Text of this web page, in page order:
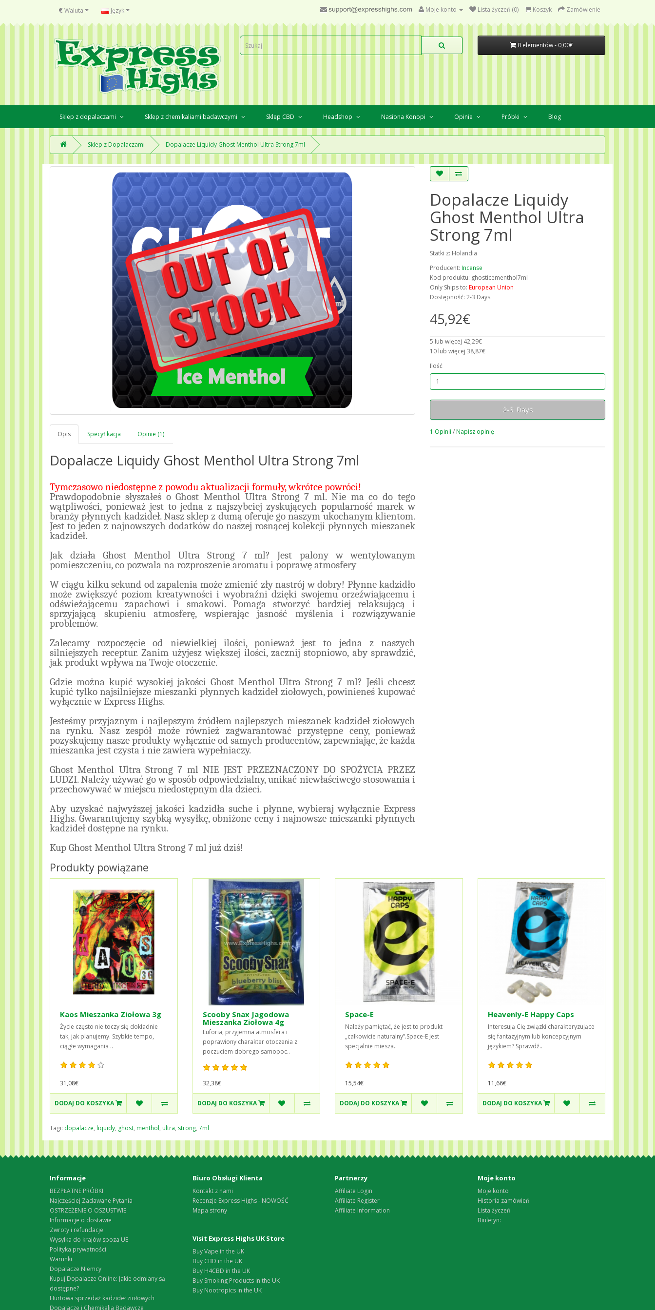
€ Waluta Język Moje konto Lista życzeń (0) Koszyk Zamówienie
0 elementów - 0,00€
Sklep z dopalaczami Sklep z chemikaliami badawczymi Sklep CBD Headshop Nasiona Konopi Opinie Próbki Blog
Sklep z Dopalaczami Dopalacze Liquidy Ghost Menthol Ultra Strong 7ml
Opis Specyfikacja Opinie (1)
Dopalacze Liquidy Ghost Menthol Ultra Strong 7ml
Tymczasowo niedostępne z powodu aktualizacji formuły, wkrótce powróci!
Prawdopodobnie słyszałeś o Ghost Menthol Ultra Strong 7 ml. Nie ma co do tego
wątpliwości, ponieważ jest to jedna z najszybciej zyskujących popularność marek w
branży płynnych kadzideł. Nasz sklep z dumą oferuje go naszym ukochanym klientom.
Jest to jeden z najnowszych dodatków do naszej rosnącej kolekcji płynnych mieszanek
kadzideł.
Jak działa Ghost Menthol Ultra Strong 7 ml? Jest palony w wentylowanym
pomieszczeniu, co pozwala na rozproszenie aromatu i poprawę atmosfery
W ciągu kilku sekund od zapalenia może zmienić zły nastrój w dobry! Płynne kadzidło
może zwiększyć poziom kreatywności i wyobraźni dzięki swojemu orzeźwiającemu i
odświeżającemu zapachowi i smakowi. Pomaga stworzyć bardziej relaksującą i
sprzyjającą skupieniu atmosferę, wspierając jasność myślenia i rozwiązywanie
problemów.
Zalecamy rozpoczęcie od niewielkiej ilości, ponieważ jest to jedna z naszych
silniejszych receptur. Zanim użyjesz większej ilości, zacznij stopniowo, aby sprawdzić,
jak produkt wpływa na Twoje otoczenie.
Gdzie można kupić wysokiej jakości Ghost Menthol Ultra Strong 7 ml? Jeśli chcesz
kupić tylko najsilniejsze mieszanki płynnych kadzideł ziołowych, powinieneś kupować
wyłącznie w Express Highs.
Jesteśmy przyjaznym i najlepszym źródłem najlepszych mieszanek kadzideł ziołowych
na rynku. Nasz zespół może również zagwarantować przystępne ceny, ponieważ
pozyskujemy nasze produkty wyłącznie od samych producentów, zapewniając, że każda
mieszanka jest czysta i nie zawiera wypełniaczy.
Ghost Menthol Ultra Strong 7 ml NIE JEST PRZEZNACZONY DO SPOŻYCIA PRZEZ
LUDZI. Należy używać go w sposób odpowiedzialny, unikać niewłaściwego stosowania i
przechowywać w miejscu niedostępnym dla dzieci.
Aby uzyskać najwyższej jakości kadzidła suche i płynne, wybieraj wyłącznie Express
Highs. Gwarantujemy szybką wysyłkę, obniżone ceny i najnowsze mieszanki płynnych
kadzideł dostępne na rynku.
Kup Ghost Menthol Ultra Strong 7 ml już dziś!
Dopalacze Liquidy
Ghost Menthol Ultra
Strong 7ml
Statki z: Holandia
Producent: Incense
Kod produktu: ghosticementhol7ml
Only Ships to: European Union
Dostępność: 2-3 Days
45,92€
5 lub więcej 42,29€
10 lub więcej 38,87€
Ilość
2-3 Days
1 Opinii /Napisz opinię
Produkty powiązane
Kaos Mieszanka Ziołowa 3g
Życie często nie toczy się dokładnie
tak, jak planujemy. Szybkie tempo,
ciągłe wymagania ..
31,08€
DODAJ DO KOSZYKA
Scooby Snax Jagodowa
Mieszanka Ziołowa 4g
Euforia, przyjemna atmosfera i
poprawiony charakter otoczenia z
poczuciem dobrego samopoc..
32,38€
DODAJ DO KOSZYKA
Space-E
Należy pamiętać, że jest to produkt
„całkowicie naturalny”.Space-E jest
specjalnie miesza..
15,54€
DODAJ DO KOSZYKA
Heavenly-E Happy Caps
Interesują Cię związki charakteryzujące
się fantazyjnym lub koncepcyjnym
językiem? Sprawdź..
11,66€
DODAJ DO KOSZYKA
Tagi: dopalacze, liquidy, ghost, menthol, ultra, strong, 7ml
Informacje
BEZPŁATNE PRÓBKI
Najczęściej Zadawane Pytania
OSTRZEŻENIE O OSZUSTWIE
Informacje o dostawie
Zwroty i refundacje
Wysyłka do krajów spoza UE
Polityka prywatności
Warunki
Dopalacze Niemcy
Kupuj Dopalacze Online: Jakie odmiany są
dostępne?
Hurtowa sprzedaż kadzideł ziołowych
Dopalacze i Chemikalia Badawcze
Biuro Obsługi Klienta
Kontakt z nami
Recenzje Express Highs - NOWOŚĆ
Mapa strony
Partnerzy
Affiliate Login
Affiliate Register
Affiliate Information
Moje konto
Moje konto
Historia zamówień
Lista życzeń
Biuletyn:
Visit Express Highs UK Store
Buy Vape in the UK
Buy CBD in the UK
Buy H4CBD in the UK
Buy Smoking Products in the UK
Buy Nootropics in the UK